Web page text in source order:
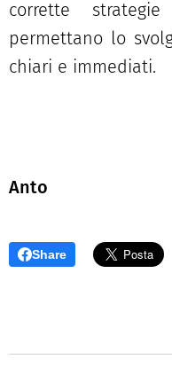
corrette
permettano lo
chiari e immediati.
Anto
Share